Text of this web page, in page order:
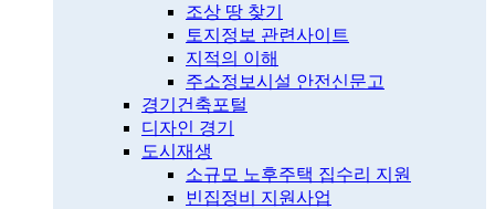
조상 땅 찾기
토지정보 관련사이트
지적의 이해
주소정보시설 안전신문고
경기건축포털
디자인 경기
도시재생
소규모 노후주택 집수리 지원
빈집정비 지원사업